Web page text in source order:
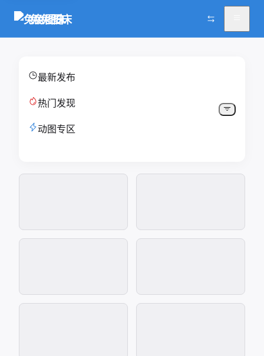
兔兔图床
最新发布
热门发现
动图专区